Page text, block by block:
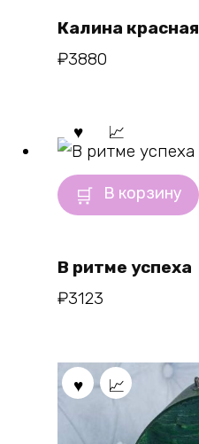
Калина красная
₽3880
В корзину
В ритме успеха
₽3123